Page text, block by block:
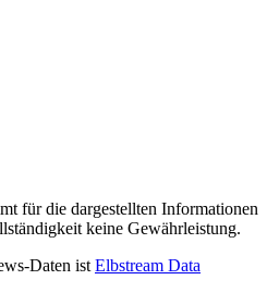
für die dargestellten Informationen
keine Gewährleistung.
Daten ist Elbstream Data